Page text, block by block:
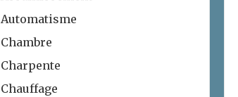
Automatisme
Chambre
Charpente
Chauffage